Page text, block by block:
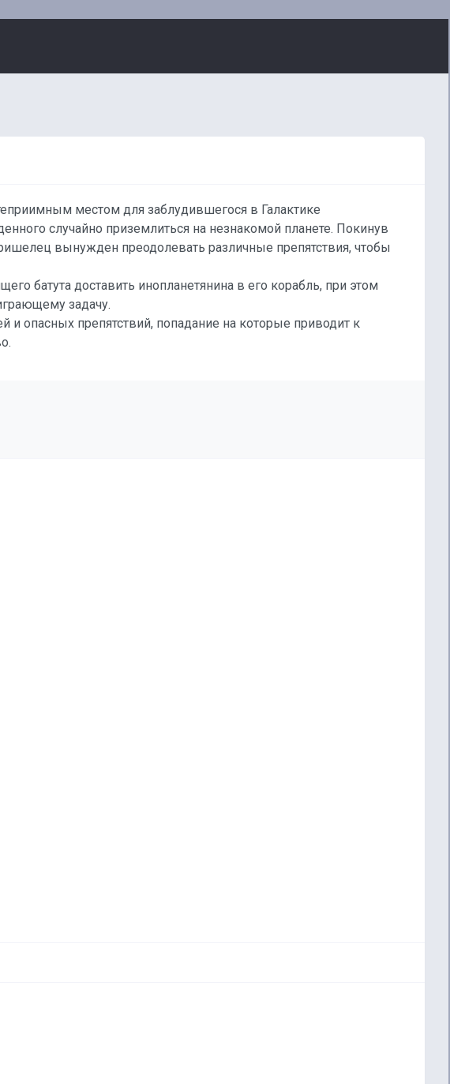
местом для заблудившегося в Галактике
случайно приземлиться на незнакомой планете. Покинув
вынужден преодолевать различные препятствия, чтобы
батута доставить инопланетянина в его корабль, при этом
задачу.
и опасных препятствий, попадание на которые приводит к